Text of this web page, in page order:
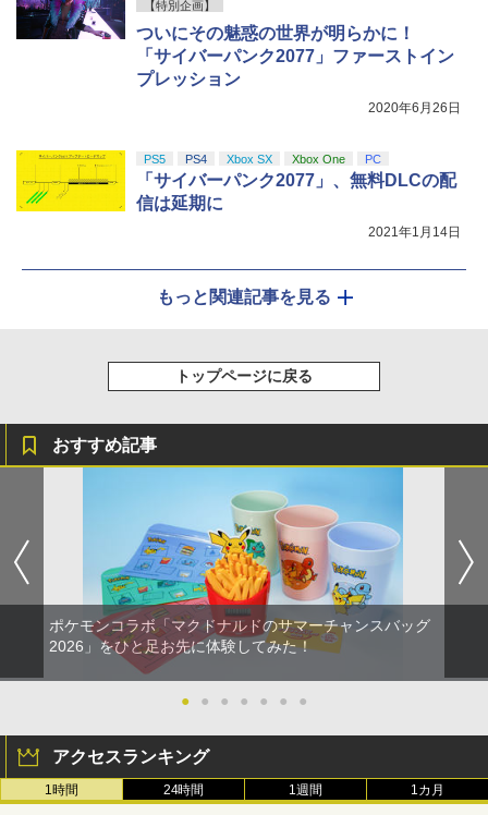
【特別企画】
ついにその魅惑の世界が明らかに！
「サイバーパンク2077」ファーストイン
プレッション
2020年6月26日
PS5 PS4 Xbox SX Xbox One PC
「サイバーパンク2077」、無料DLCの配
信は延期に
2021年1月14日
もっと関連記事を見る
トップページに戻る
おすすめ記事
ポケモンコラボ「マクドナルドのサマーチャンスバッグ
2026」をひと足お先に体験してみた！
● ● ● ● ● ● ●
アクセスランキング
1時間 24時間 1週間 1カ月